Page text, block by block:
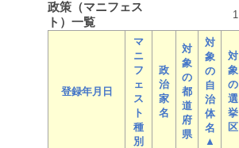
政策（マニフェス
ト）一覧
1
登録年月日
マ
ニ
フ
ェ
ス
ト
種
別
政
治
家
名
対
象
の
都
道
府
県
対
象
の
自
治
体
名
▲
対
象
の
選
挙
区